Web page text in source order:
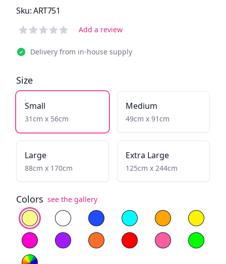
Product information
Sku:ART751
Reviews
· Add a review
Delivery from in-house supply
Size
Small
31cm x 56cm
Medium
49cm x 91cm
Large
88cm x 170cm
Extra Large
125cm x 244cm
Colors see the gallery
Select color
Warm WhiteCold WhiteBlue Fiery YellowYellow
Magenta
Purple Orange Red Light Pink Green